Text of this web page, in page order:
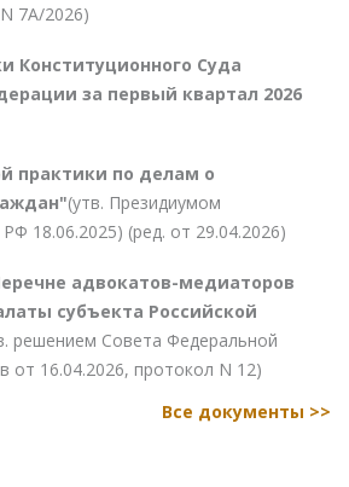
7А/2026)
Конституционного Суда
за первый квартал 2026
практики по делам о
(утв. Президиумом
18.06.2025) (ред. от 29.04.2026)
адвокатов-медиаторов
субъекта Российской
решением Совета Федеральной
от 16.04.2026, протокол N 12)
Все документы >>